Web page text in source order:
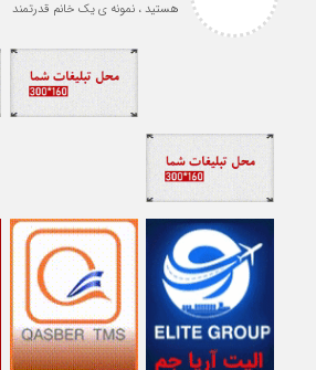
هستید ، نمونه ی یک خانم قدرتمند